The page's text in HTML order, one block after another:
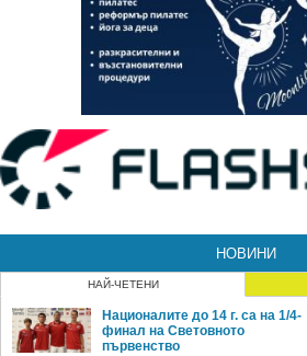
НОВИНИ
НАЙ-ЧЕТЕНИ
Националите до 14 г. са на 1/4-
финал на Световното
първенство